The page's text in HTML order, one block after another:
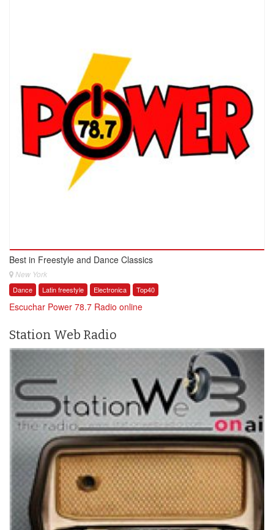
Best in Freestyle and Dance Classics
New York
Dance Latin freestyle Electronica Top40
Escuchar Power 78.7 Radio online
Station Web Radio